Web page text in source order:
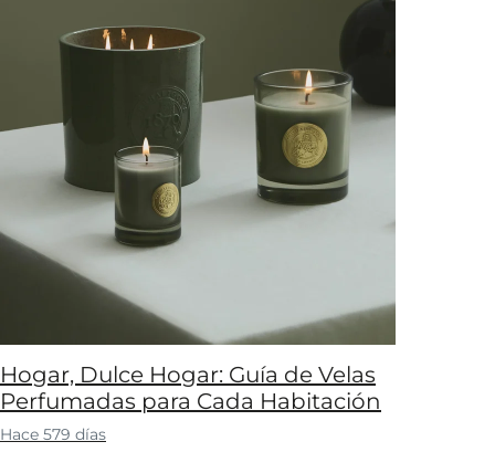
Hogar, Dulce Hogar: Guía de Velas
Perfumadas para Cada Habitación
Hace 579 días